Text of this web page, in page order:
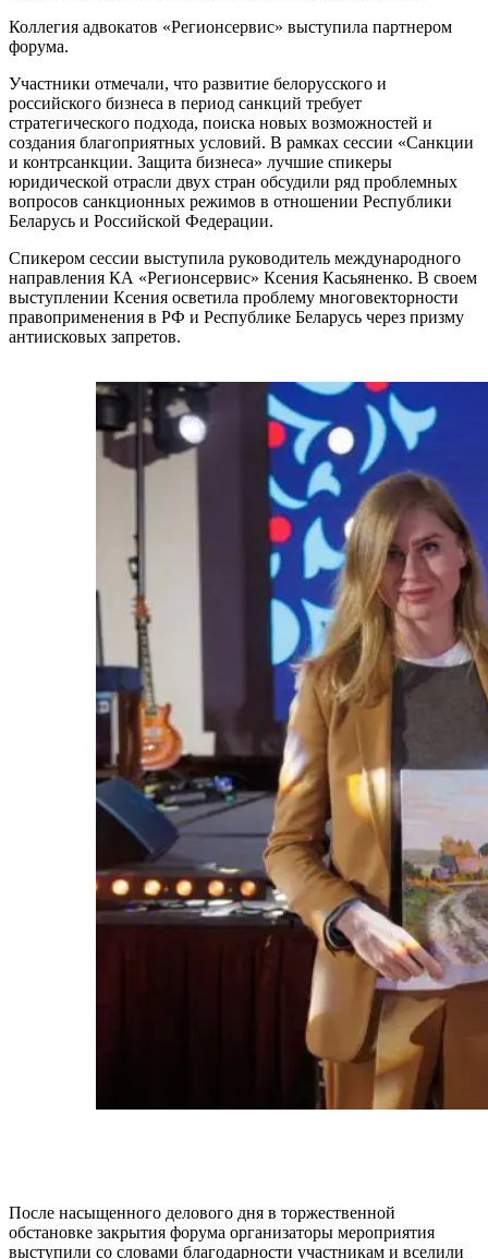
Коллегия адвокатов «Регионсервис» выступила партнером
форума.
Участники отмечали, что развитие белорусского и
российского бизнеса в период санкций требует
стратегического подхода, поиска новых возможностей и
создания благоприятных условий. В рамках сессии «Санкции
и контрсанкции. Защита бизнеса» лучшие спикеры
юридической отрасли двух стран обсудили ряд проблемных
вопросов санкционных режимов в отношении Республики
Беларусь и Российской Федерации.
Спикером сессии выступила руководитель международного
направления КА «Регионсервис» Ксения Касьяненко. В своем
выступлении Ксения осветила проблему многовекторности
правоприменения в РФ и Республике Беларусь через призму
антиисковых запретов.
После насыщенного делового дня в торжественной
обстановке закрытия форума организаторы мероприятия
выступили со словами благодарности участникам и вселили